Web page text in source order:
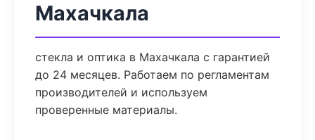
Махачкала
стекла и оптика в Махачкала с гарантией
до 24 месяцев. Работаем по регламентам
производителей и используем
проверенные материалы.